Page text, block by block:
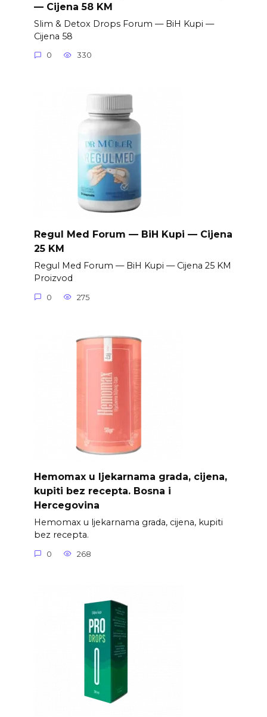
— Cijena 58 KM
Slim & Detox Drops Forum — BiH Kupi —
Cijena 58
0 330
Regul Med Forum — BiH Kupi — Cijena
25 KM
Regul Med Forum — BiH Kupi — Cijena 25 KM
Proizvod
0 275
Hemomax u ljekarnama grada, cijena,
kupiti bez recepta. Bosna i
Hercegovina
Hemomax u ljekarnama grada, cijena, kupiti
bez recepta.
0 268